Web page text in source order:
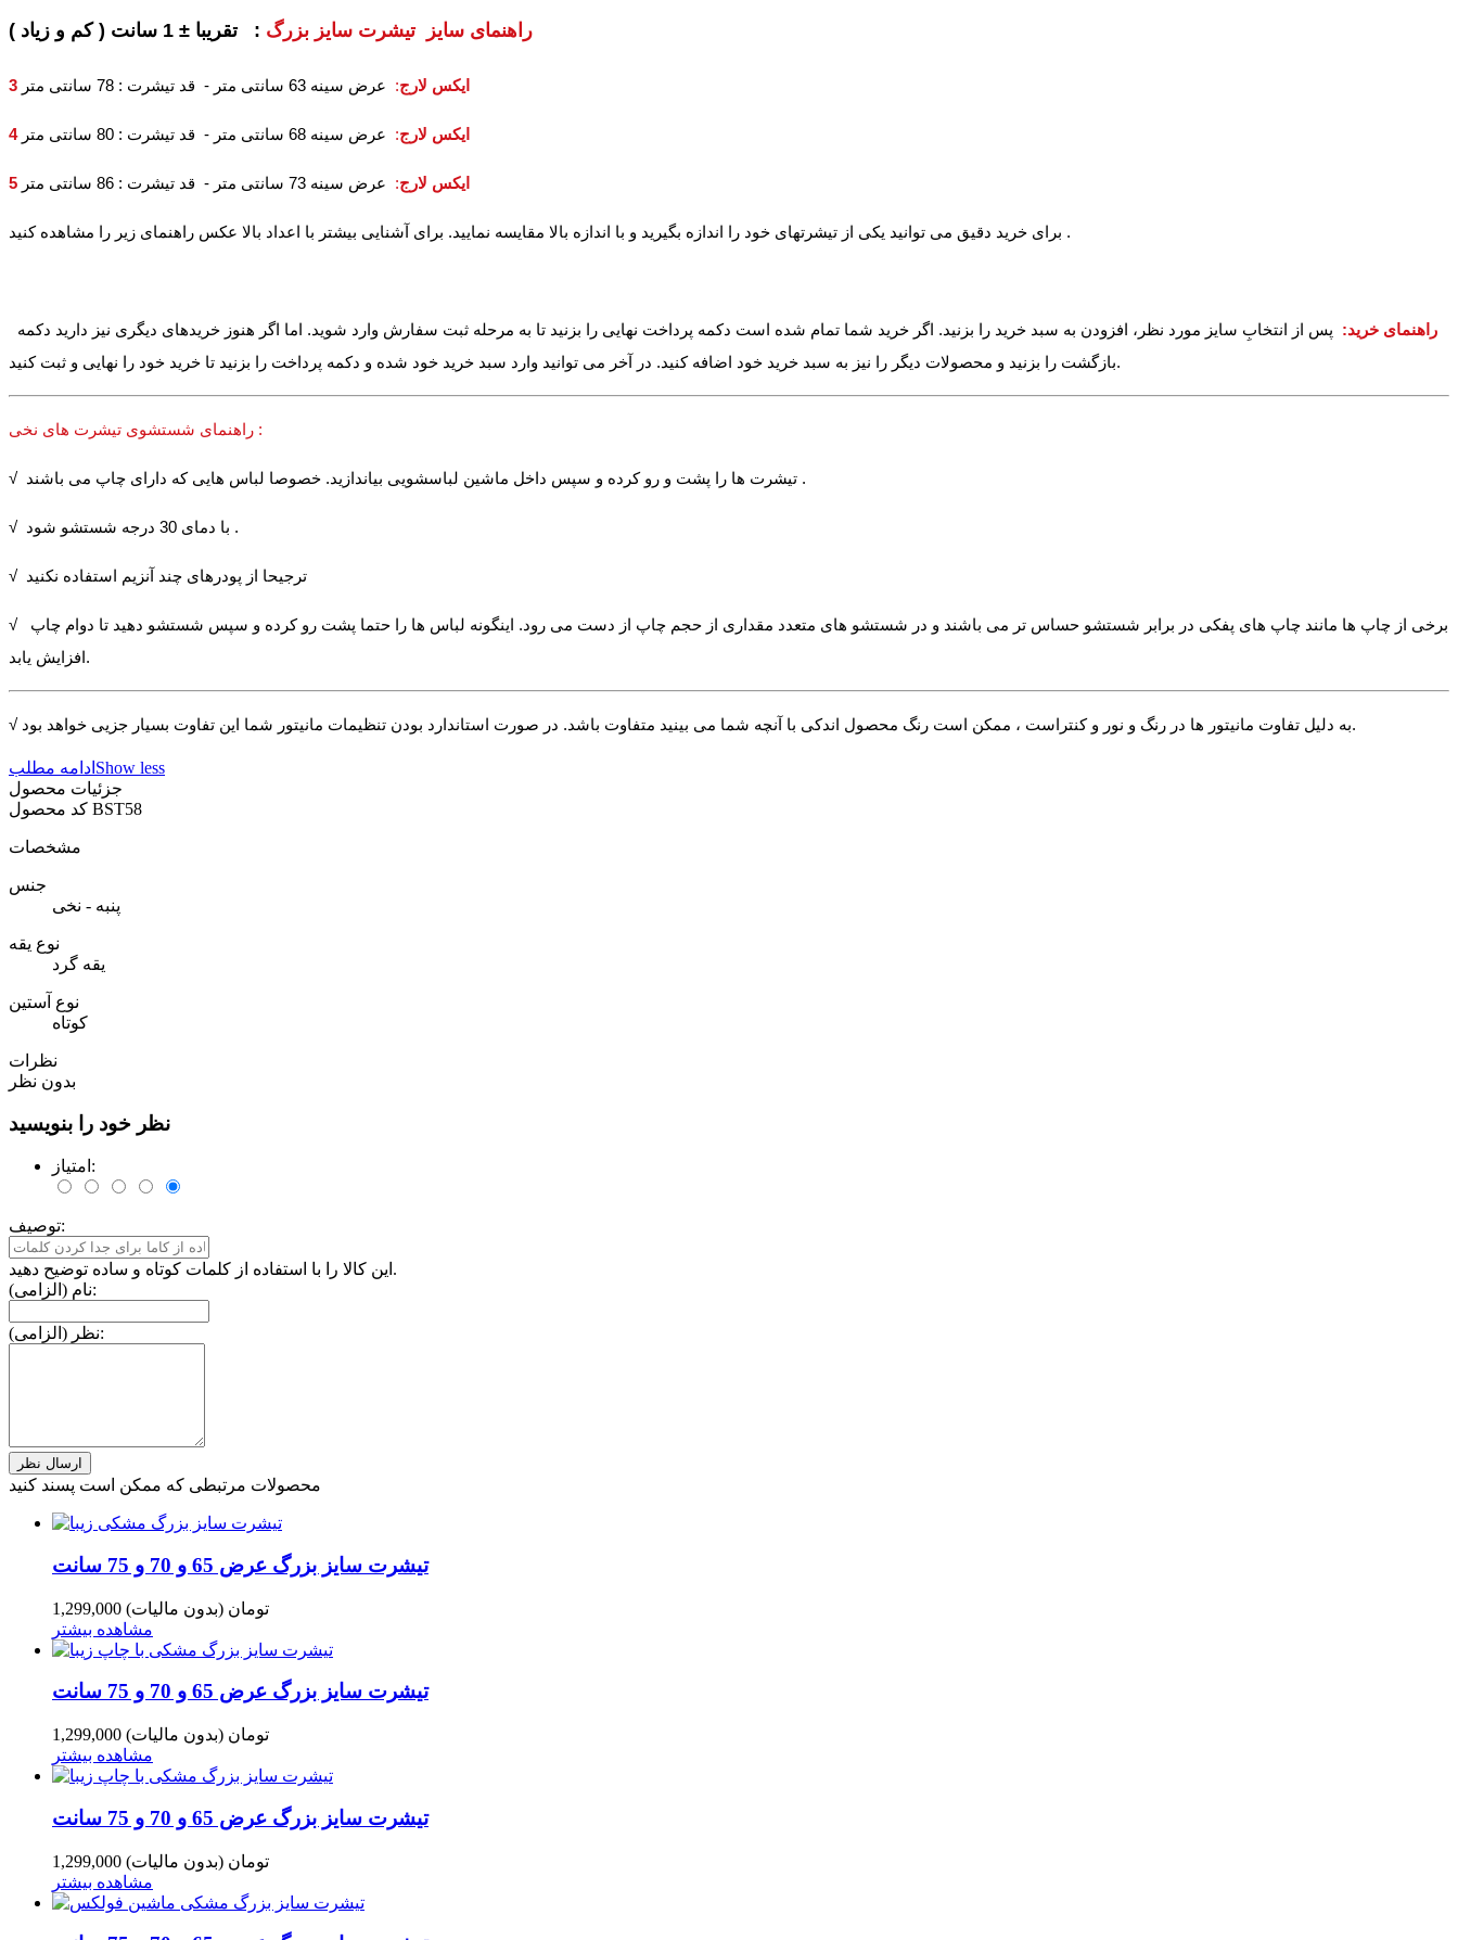
راهنمای سایز تیشرت سایز بزرگ
3 ایکس لارج: عرض سینه 63 سانتی متر - قد تیشرت : 78 سانتی متر
4 ایکس لارج: عرض سینه 68 سانتی متر - قد تیشرت : 80 سانتی متر
5 ایکس لارج: عرض سینه 73 سانتی متر - قد تیشرت : 86 سانتی متر
برای خرید دقیق می توانید یکی از تیشرتهای خود را اندازه بگیرید و با اندازه بالا مقایسه نمایید. برای آشنایی بیشتر با اعداد بالا عکس راهنمای زیر را مشاهده کنید .
راهنمای خرید: پس از انتخابِ سایز مورد نظر، افزودن به سبد خرید را بزنید. اگر خرید شما تمام شده است دکمه پرداخت نهایی را بزنید تا به مرحله ثبت سفارش وارد شوید. اما اگر هنوز خریدهای دیگری نیز دارید دکمه
بازگشت را بزنید و محصولات دیگر را نیز به سبد خرید خود اضافه کنید. در آخر می توانید وارد سبد خرید خود شده و دکمه پرداخت را بزنید تا خرید خود را نهایی و ثبت کنید.
راهنمای شستشوی تیشرت های نخی :
√ تیشرت ها را پشت و رو کرده و سپس داخل ماشین لباسشویی بیاندازید. خصوصا لباس هایی که دارای چاپ می باشند .
√ با دمای 30 درجه شستشو شود .
√ برخی از چاپ ها مانند چاپ های پفکی در برابر شستشو حساس تر می باشند و در شستشو های متعدد مقداری از حجم چاپ از دست می رود. اینگونه لباس ها را حتما پشت رو کرده و سپس شستشو دهید تا دوام چاپ
افزایش یابد.
√ به دلیل تفاوت مانیتور ها در رنگ و نور و کنتراست ، ممکن است رنگ محصول اندکی با آنچه شما می بینید متفاوت باشد. در صورت استاندارد بودن تنظیمات مانیتور شما این تفاوت بسیار جزیی خواهد بود.
ادامه مطلب Show less
جزئیات محصول
BST58
مشخصات
جنس
پنبه - نخی
نوع یقه
یقه گرد
نوع آستین
کوتاه
نظرات
بدون نظر
نظر خود را بنویسید
امتیاز:
توصیف:
این کالا را با استفاده از کلمات کوتاه و ساده توضیح دهید.
نام (الزامی):
نظر (الزامی):
محصولات مرتبطی که ممکن است پسند کنید
تیشرت سایز بزرگ عرض 65 و 70 و 75 سانت
1,299,000 تومان (بدون مالیات)
مشاهده بیشتر
تیشرت سایز بزرگ عرض 65 و 70 و 75 سانت
1,299,000 تومان (بدون مالیات)
مشاهده بیشتر
تیشرت سایز بزرگ عرض 65 و 70 و 75 سانت
1,299,000 تومان (بدون مالیات)
مشاهده بیشتر